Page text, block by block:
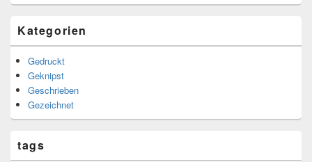
Kategorien
Gedruckt
Geknipst
Geschrieben
Gezeichnet
tags